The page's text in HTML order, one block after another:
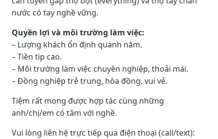
nước có tay nghề vững.
Quyền lợi và môi trường làm việc:
– Lượng khách ổn định quanh năm.
– Tiền tip cao.
– Môi trường làm việc chuyên nghiệp, thoải mái.
– Đồng nghiệp trẻ trung, hòa đồng, vui vẻ.
Tiệm rất mong được hợp tác cùng những
anh/chị/em có tâm với nghề.
Vui lòng liên hệ trực tiếp qua điện thoại (call/text):